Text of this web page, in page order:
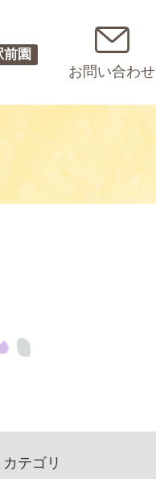
園
お問い合わせ
カテゴリ